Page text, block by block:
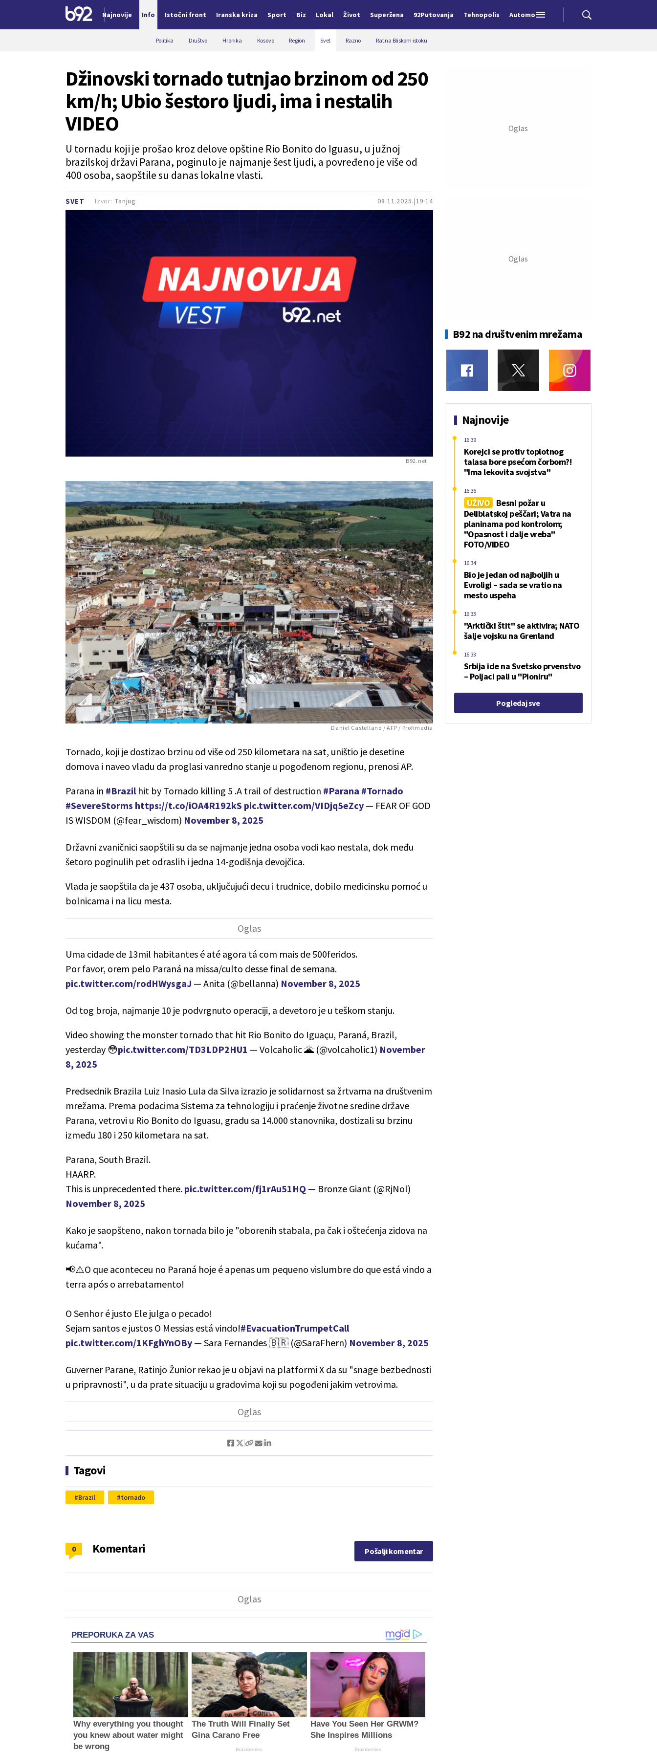
Najnovije Info Istočni front Iranska kriza Sport Biz Lokal Život Superžena 92Putovanja Tehnopolis Automobili
Politika Društvo Hronika Kosovo Region Svet Razno Rat na Bliskom istoku
SVET 08.11.2025. 19:14
Džinovski tornado tutnjao brzinom od 250
km/h; Ubio šestoro ljudi, ima i nestalih
VIDEO
U tornadu koji je prošao kroz delove opštine Rio Bonito do Iguasu, u južnoj
brazilskoj državi Parana, poginulo je najmanje šest ljudi, a povređeno je više od
400 osoba, saopštile su danas lokalne vlasti.
Izvor: Tanjug
B92.net
Daniel Castellano / AFP / Profimedia
Tornado, koji je dostizao brzinu od više od 250 kilometara na sat, uništio je desetine
domova i naveo vladu da proglasi vanredno stanje u pogođenom regionu, prenosi AP.
Parana in #Brazilhit by Tornado killing 5 .A trail of destruction #Parana #Tornado
#SevereStorms https://t.co/iOA4R192kS pic.twitter.com/VIDjq5eZcy — FEAR OF GOD
IS WISDOM (@fear_wisdom) November 8, 2025
Državni zvaničnici saopštili su da se najmanje jedna osoba vodi kao nestala, dok među
šetoro poginulih pet odraslih i jedna 14-godišnja devojčica.
Vlada je saopštila da je 437 osoba, uključujući decu i trudnice, dobilo medicinsku pomoć u
bolnicama i na licu mesta.
Uma cidade de 13mil habitantes é até agora tá com mais de 500feridos.
Por favor, orem pelo Paraná na missa/culto desse final de semana.
pic.twitter.com/rodHWysgaJ — Anita (@bellanna) November 8, 2025
Od tog broja, najmanje 10 je podvrgnuto operaciji, a devetoro je u teškom stanju.
Video showing the monster tornado that hit Rio Bonito do Iguaçu, Paraná, Brazil,
yesterday 😳pic.twitter.com/TD3LDP2HU1 — Volcaholic 🌋 (@volcaholic1) November
8, 2025
Predsednik Brazila Luiz Inasio Lula da Silva izrazio je solidarnost sa žrtvama na društvenim
mrežama. Prema podacima Sistema za tehnologiju i praćenje životne sredine države
Parana, vetrovi u Rio Bonito do Iguasu, gradu sa 14.000 stanovnika, dostizali su brzinu
između 180 i 250 kilometara na sat.
Parana, South Brazil.
HAARP.
This is unprecedented there. pic.twitter.com/fj1rAu51HQ — Bronze Giant (@RjNol)
November 8, 2025
Kako je saopšteno, nakon tornada bilo je "oborenih stabala, pa čak i oštećenja zidova na
kućama".
📢⚠️O que aconteceu no Paraná hoje é apenas um pequeno vislumbre do que está vindo a
terra após o arrebatamento!
O Senhor é justo Ele julga o pecado!
Sejam santos e justos O Messias está vindo!#EvacuationTrumpetCall
pic.twitter.com/1KFghYnOBy — Sara Fernandes 🇧🇷 (@SaraFhern) November 8, 2025
Guverner Parane, Ratinjo Žunior rekao je u objavi na platformi X da su "snage bezbednosti
u pripravnosti", u da prate situaciju u gradovima koji su pogođeni jakim vetrovima.
Tagovi
Brazil tornado
Komentari
0 Pošalji komentar
PREPORUKA ZA VAS
Why everything you thought
you knew about water might
be wrong
The Truth Will Finally Set
Gina Carano Free
Brainberries
Have You Seen Her GRWM?
She Inspires Millions
Brainberries
B92 na društvenim mrežama
Najnovije
Korejci se protiv toplotnog
talasa bore psećom čorbom?!
"Ima lekovita svojstva"
16:39
UŽIVO
Besni požar u
Deliblatskoj peščari; Vatra na
planinama pod kontrolom;
"Opasnost i dalje vreba"
FOTO/VIDEO
16:36
Bio je jedan od najboljih u
Evroligi – sada se vratio na
mesto uspeha
16:34
"Arktički štit" se aktivira; NATO
šalje vojsku na Grenland
16:33
Srbija ide na Svetsko prvenstvo
– Poljaci pali u "Pioniru"
16:33
Pogledaj sve